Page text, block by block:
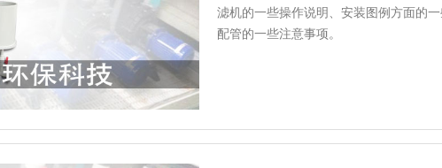
滤机的一些操作说明、安装图例方面的
配管的一些注意事项。